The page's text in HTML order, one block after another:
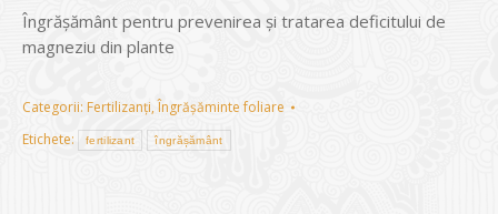
Îngrășământ pentru prevenirea și tratarea deficitului de
magneziu din plante
Categorii: Fertilizanți,Îngrășăminte foliare
Etichete:
fertilizant îngrășământ